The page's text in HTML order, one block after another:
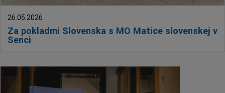
Za pokladmi Slovenska s MO Matice slovenskej v
Senci
26.05.2026